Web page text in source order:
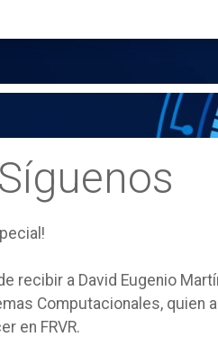
Síguenos
recibir a David Eugenio
Computacionales,
en FRVR.